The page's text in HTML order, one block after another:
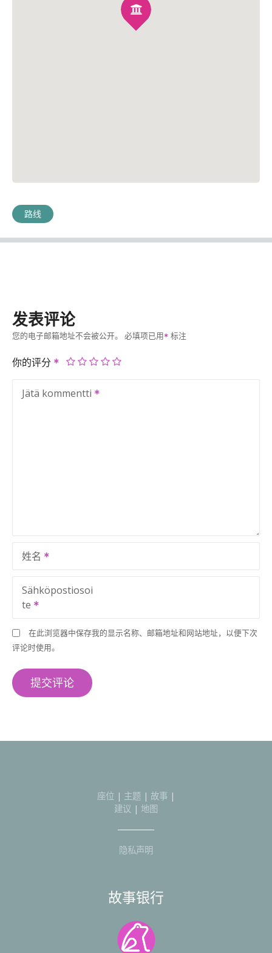
路线
发表评论
您的电子邮箱地址不会被公开。 必填项已用 标注
你的评分
Jätä kommentti
姓名
Sähköpostiosoi
te
在此浏览器中保存我的显示名称、邮箱地址和网站地址，以便下次
评论时使用。
座位 | 主题 | 故事 |
建议 | 地图
隐私声明
故事银行